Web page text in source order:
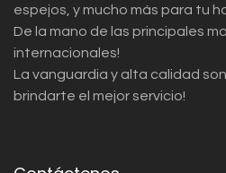
espejos, y mucho más para tu
De la mano de las principales
internacionales!
La vanguardia y alta calidad
brindarte el mejor servicio!